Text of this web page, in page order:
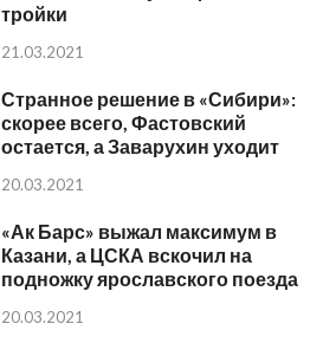
тройки
21.03.2021
Странное решение в «Сибири»:
скорее всего, Фастовский
остается, а Заварухин уходит
20.03.2021
«Ак Барс» выжал максимум в
Казани, а ЦСКА вскочил на
подножку ярославского поезда
20.03.2021